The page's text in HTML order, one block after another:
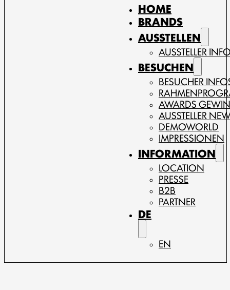
HOME
BRANDS
AUSSTELLEN
AUSSTELLER
BESUCHEN
BESUCHER
AWARDS
AUSSTELLER
DEMOWORLD
IMPRESSIONEN
INFORMATION
LOCATION
PRESSE
B2B
PARTNER
DE
EN